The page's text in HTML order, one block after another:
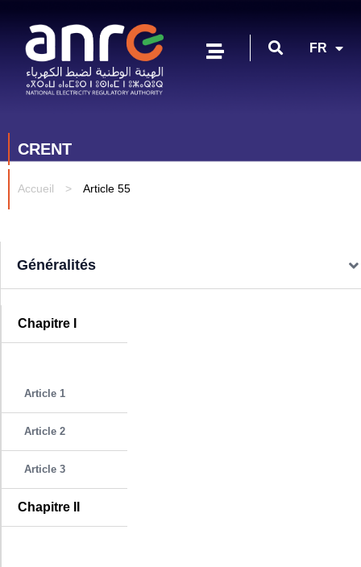
FR
AR
CRENT
Accueil > Article 55
Généralités
Chapitre I
Article 1
Article 2
Article 3
Chapitre II